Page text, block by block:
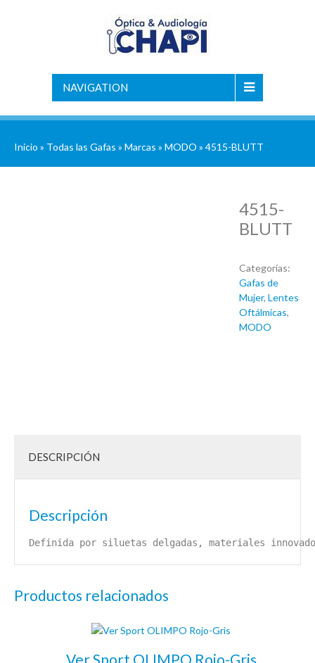
NAVIGATION
Inicio » Todas las Gafas » Marcas » MODO » 4515-BLUTT
4515-
BLUTT
Categorías:
Gafas de
Mujer, Lentes
Oftálmicas,
MODO
DESCRIPCIÓN
Descripción
Definida por siluetas delgadas, materiales
Productos relacionados
Ver Sport OLIMPO Rojo-Gris